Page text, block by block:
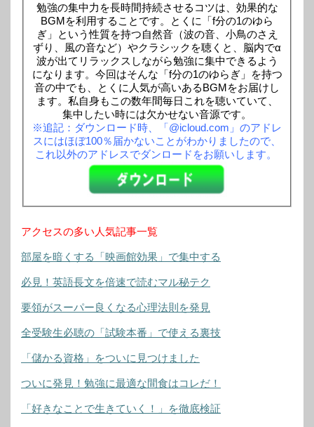
勉強の集中力を長時間持続させるコツは、効果的な
BGMを利用することです。とくに「f分の1のゆら
ぎ」という性質を持つ自然音（波の音、小鳥のさえ
ずり、風の音など）やクラシックを聴くと、脳内でα
波が出てリラックスしながら勉強に集中できるよう
になります。今回はそんな「f分の1のゆらぎ」を持つ
音の中でも、とくに人気が高いあるBGMをお届けし
ます。私自身もこの数年間毎日これを聴いていて、
集中したい時には欠かせない音源です。
※追記：ダウンロード時、「@icloud.com」のアドレ
スにはほぼ100％届かないことがわかりましたので、
これ以外のアドレスでダンロードをお願いします。
アクセスの多い人気記事一覧
部屋を暗くする「映画館効果」で集中する
必見！英語長文を倍速で読むマル秘テク
要領がスーパー良くなる心理法則を発見
全受験生必聴の「試験本番」で使える裏技
「儲かる資格」をついに見つけました
ついに発見！勉強に最適な間食はコレだ！
「好きなことで生きていく！」を徹底検証